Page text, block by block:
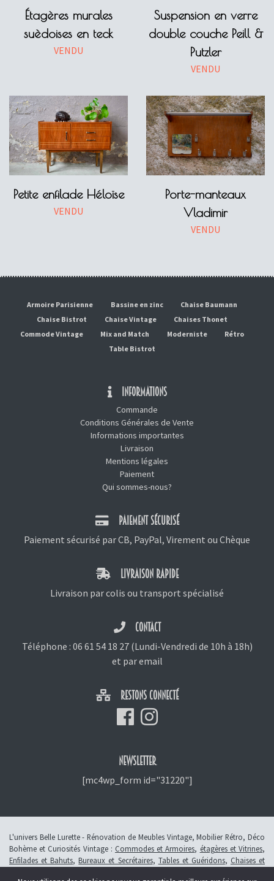
Étagères murales
suèdoises en teck
VENDU
Suspension en verre
double couche Peill &
Putzler
VENDU
Petite enfilade Héloïse
VENDU
Porte-manteaux
Vladimir
VENDU
Armoire Parisienne Bassine en zinc
Chaise Baumann
Chaise Bistrot
Chaise Vintage
Chaises Thonet
Commode Vintage
Mix and Match Moderniste
Rétro
Table Bistrot
INFORMATIONS
Commande
Conditions Générales de Vente
Informations importantes
Livraison
Mentions légales
Paiement
Qui sommes-nous?
PAIEMENT SÉCURISÉ
Paiement sécurisé par CB, PayPal, Virement ou Chèque
LIVRAISON RAPIDE
Livraison par colis ou transport spécialisé
CONTACT
Téléphone : 06 61 54 18 27(Lundi-Vendredi de 10h à 18h)
et par email
RESTONS CONNECTÉ
NEWSLETTER
[mc4wp_form id="31220"]
L'univers Belle Lurette - Rénovation de Meubles Vintage, Mobilier Rétro, Déco
Bohème et Curiosités Vintage : Commodes et Armoires, étagères et Vitrines,
Enfilades et Bahuts,Bureaux et Secrétaires, Tables et Guéridons, Chaises et